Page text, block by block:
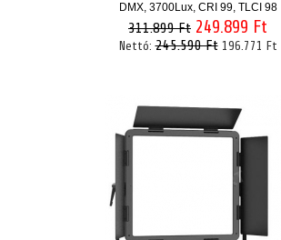
DMX, 3700Lux, CRI 99, TLCI 98
311.899 Ft 249.899 Ft
Nettó:245.590 Ft 196.771 Ft